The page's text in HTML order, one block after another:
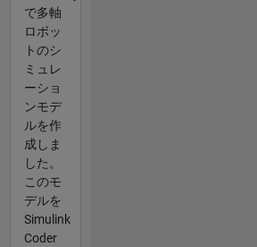
で多軸
ロボッ
トのシ
ミュレ
ーショ
ンモデ
ルを作
成しま
した。
このモ
デルを
Simulink
Coder